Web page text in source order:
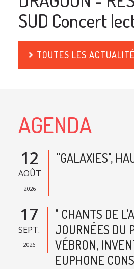
SUD Concert
TOUTES LES
AGENDA
12
AOÛT
2026
"GALAXIES",
17
SEPT.
2026
" CHANTS DE
JOURNÉES DU
VÉBRON,
EUPHONE